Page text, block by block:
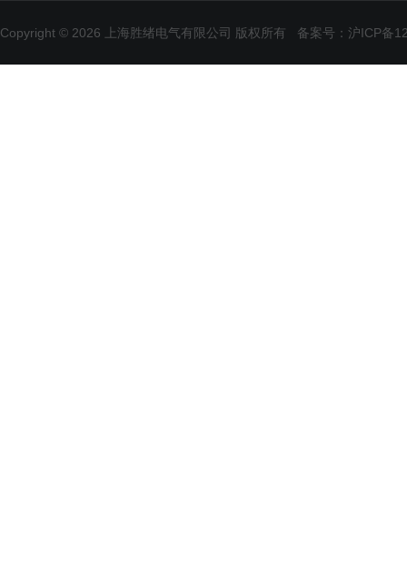
Copyright © 2026 上海胜绪电气有限公司 版权所有 备案号：沪ICP备